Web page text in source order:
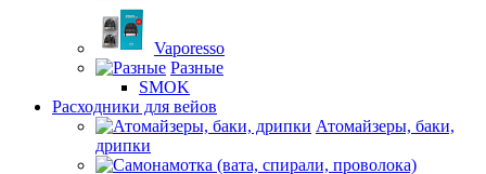
Vaporesso
Разные
SMOK
Расходники для вейов
Атомайзеры, баки,
дрипки